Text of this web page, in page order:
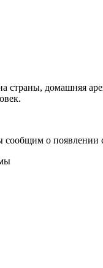
домашняя
сообщим о появлении